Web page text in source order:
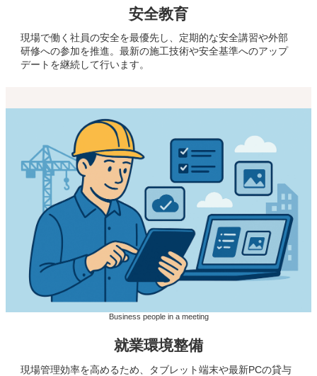
安全教育
現場で働く社員の安全を最優先し、定期的な安全講習や外部
研修への参加を推進。最新の施工技術や安全基準へのアップ
デートを継続して行います。
Business people in a meeting
就業環境整備
現場管理効率を高めるため、タブレット端末や最新PCの貸与